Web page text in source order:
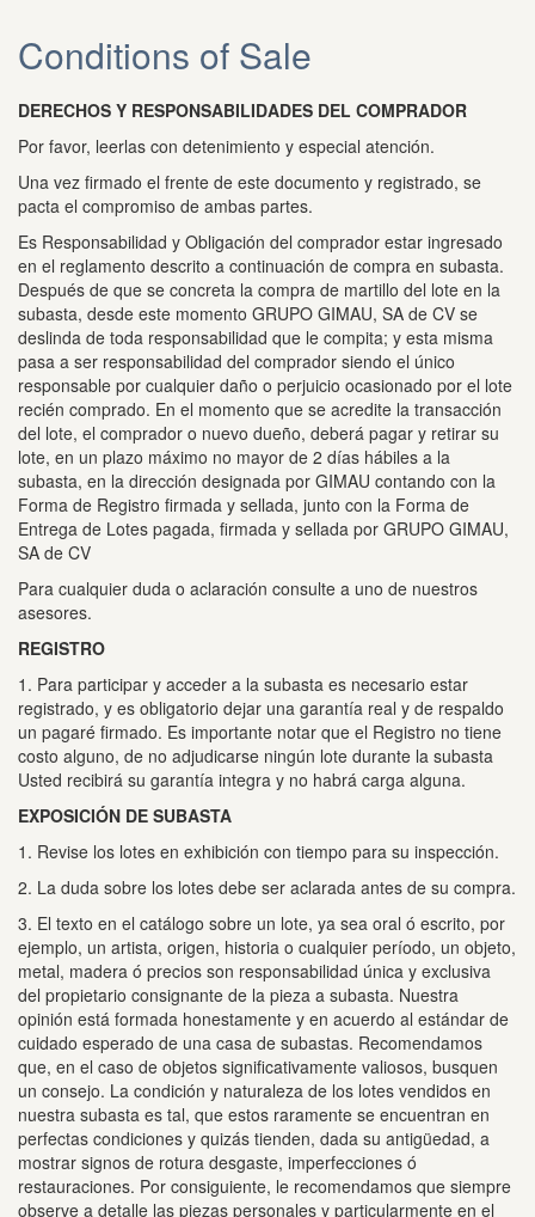
Conditions of Sale
DERECHOS Y RESPONSABILIDADES DEL COMPRADOR
Por favor, leerlas con detenimiento y especial atención.
Una vez firmado el frente de este documento y registrado, se
pacta el compromiso de ambas partes.
Es Responsabilidad y Obligación del comprador estar ingresado
en el reglamento descrito a continuación de compra en subasta.
Después de que se concreta la compra de martillo del lote en la
subasta, desde este momento GRUPO GIMAU, SA de CV se
deslinda de toda responsabilidad que le compita; y esta misma
pasa a ser responsabilidad del comprador siendo el único
responsable por cualquier daño o perjuicio ocasionado por el lote
recién comprado. En el momento que se acredite la transacción
del lote, el comprador o nuevo dueño, deberá pagar y retirar su
lote, en un plazo máximo no mayor de 2 días hábiles a la
subasta, en la dirección designada por GIMAU contando con la
Forma de Registro firmada y sellada, junto con la Forma de
Entrega de Lotes pagada, firmada y sellada por GRUPO GIMAU,
SA de CV
Para cualquier duda o aclaración consulte a uno de nuestros
asesores.
REGISTRO
1. Para participar y acceder a la subasta es necesario estar
registrado, y es obligatorio dejar una garantía real y de respaldo
un pagaré firmado. Es importante notar que el Registro no tiene
costo alguno, de no adjudicarse ningún lote durante la subasta
Usted recibirá su garantía integra y no habrá carga alguna.
EXPOSICIÓN DE SUBASTA
1. Revise los lotes en exhibición con tiempo para su inspección.
2. La duda sobre los lotes debe ser aclarada antes de su compra.
3. El texto en el catálogo sobre un lote, ya sea oral ó escrito, por
ejemplo, un artista, origen, historia o cualquier período, un objeto,
metal, madera ó precios son responsabilidad única y exclusiva
del propietario consignante de la pieza a subasta. Nuestra
opinión está formada honestamente y en acuerdo al estándar de
cuidado esperado de una casa de subastas. Recomendamos
que, en el caso de objetos significativamente valiosos, busquen
un consejo. La condición y naturaleza de los lotes vendidos en
nuestra subasta es tal, que estos raramente se encuentran en
perfectas condiciones y quizás tienden, dada su antigüedad, a
mostrar signos de rotura desgaste, imperfecciones ó
restauraciones. Por consiguiente, le recomendamos que siempre
observe a detalle las piezas personales y particularmente en el